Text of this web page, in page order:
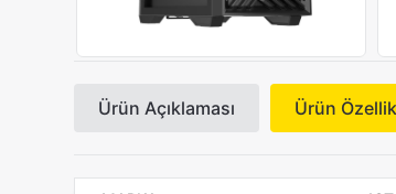
Ürün Açıklaması Ürün